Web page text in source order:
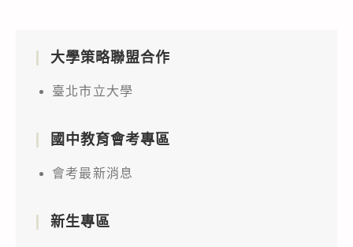
大學策略聯盟合作
臺北市立大學
國中教育會考專區
會考最新消息
新生專區